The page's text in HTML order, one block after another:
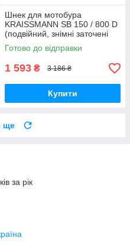
Шнек для мотобура
KRAISSMANN SB 150 / 800 D
(подвійний, знімні заточені
ножі)
Готово до відправки
1 593 ₴ 3 186 ₴
Купити
ще
за рік